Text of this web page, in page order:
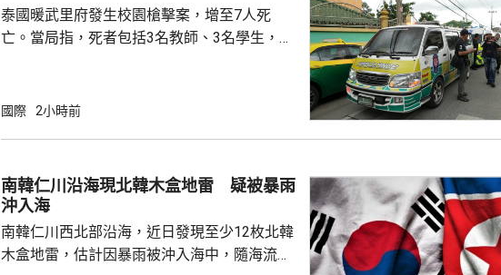
泰國暖武里府發生校園槍擊案，增至7人死
亡。當局指，死者包括3名教師、3名學生，以
後來證實自殺身亡。警方到場疏散學校師生，
偷警槍後闖入一間中學脅持師生，至少1死7
傷，當中死者是校長。
國際 2小時前
南韓仁川沿海現北韓木盒地雷 疑被暴雨
沖入海
南韓仁川西北部沿海，近日發現至少12枚北韓
木盒地雷，估計因暴雨被沖入海中，隨海流漂